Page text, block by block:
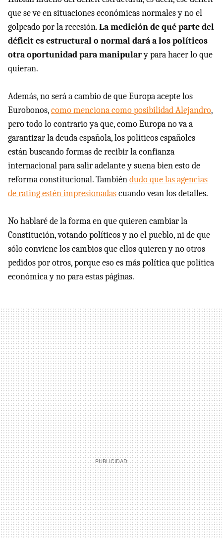
que se ve en situaciones económicas normales y no el
golpeado por la recesión.La medición de qué parte del
déficit es estructural o normal dará a los políticos
otra oportunidad para manipulary para hacer lo que
quieran.
Además, no será a cambio de que Europa acepte los
Eurobonos,como menciona como posibilidad Alejandro,
pero todo lo contrario ya que, como Europa no va a
garantizar la deuda española, los políticos españoles
están buscando formas de recibir la confianza
internacional para salir adelante y suena bien esto de
reforma constitucional. Tambiéndudo que las agencias
de rating estén impresionadascuando vean los detalles.
No hablaré de la forma en que quieren cambiar la
Constitución, votando políticos y no el pueblo, ni de que
sólo conviene los cambios que ellos quieren y no otros
pedidos por otros, porque eso es más política que política
económica y no para estas páginas.